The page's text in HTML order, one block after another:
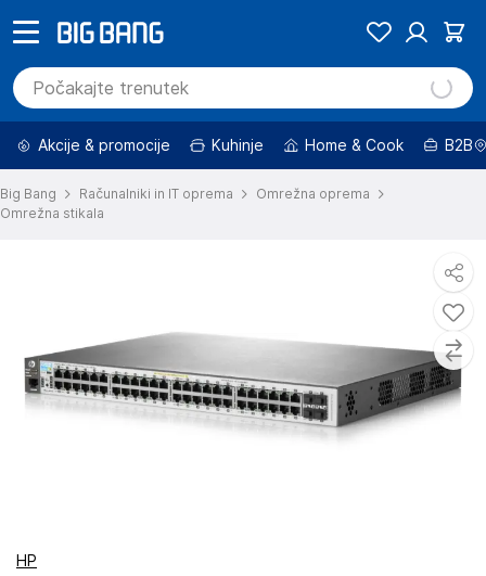
Akcije & promocije Kuhinje Home & Cook B2B
Big Bang Računalniki in IT oprema
Omrežna oprema
Omrežna stikala
HP